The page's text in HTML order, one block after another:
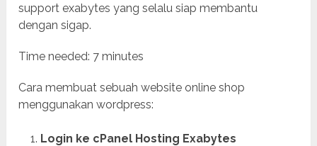
support exabytes yang selalu siap membantu
dengan sigap.
Time needed: 7 minutes
Cara membuat sebuah website online shop
menggunakan wordpress:
Login ke cPanel Hosting Exabytes